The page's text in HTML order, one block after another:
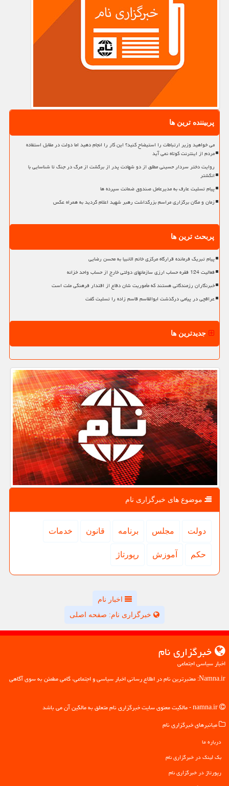
پربیننده ترین ها
می خواهید وزیر ارتباطات را استیضاح کنید؟ این کار را انجام دهید اما دولت در مقابل استفاده
مردم از اینترنت کوتاه نمی آید
روایت دختر سردار حسینی مطلق از دو شهادت پدر از برگشت از مرگ در جنگ تا شناسایی با
انگشتر
پیام تسلیت عارف به مدیرعامل صندوق ضمانت سپرده ها
زمان و مکان برگزاری مراسم بزرگداشت رهبر شهید اعلام گردید به همراه عکس
پربحث ترین ها
پیام تبریک فرمانده قرارگاه مرکزی خاتم الانبیا به محسن رضایی
فعالیت 124 فقره حساب ارزی سازمانهای دولتی خارج از حساب واحد خزانه
خبرنگاران رزمندگانی هستند که مأموریت شان دفاع از اقتدار فرهنگی ملت است
عراقچی در پیامی درگذشت ابوالقاسم قاسم زاده را تسلیت گفت
جدیدترین ها
موضوع های خبرگزاری نام
دولت مجلس برنامه قانون خدمات
حكم آموزش رپورتاژ
اخبار نام
خبرگزاری نام: صفحه اصلی
خبرگزاری نام
اخبار سیاسی اجتماعی
Namna.ir: معتبرترین نام در اطلاع رسانی اخبار سیاسی و اجتماعی، گامی مطمئن به سوی آگاهی
میانبرهای خبرگزاری نام
درباره ما
بک لینک در خبرگزاری نام
رپورتاژ در خبرگزاری نام